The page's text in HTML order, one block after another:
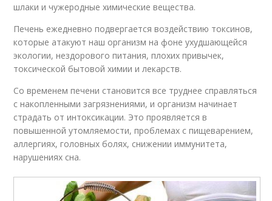
шлаки и чужеродные химические вещества.
Печень ежедневно подвергается воздействию токсинов,
которые атакуют наш организм на фоне ухудшающейся
экологии, нездорового питания, плохих привычек,
токсической бытовой химии и лекарств.
Со временем печени становится все труднее справляться
с накопленными загрязнениями, и организм начинает
страдать от интоксикации. Это проявляется в
повышенной утомляемости, проблемах с пищеварением,
аллергиях, головных болях, снижении иммунитета,
нарушениях сна.